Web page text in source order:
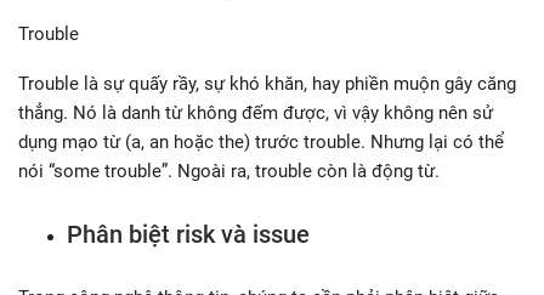
Trouble
Trouble là sự quấy rầy, sự khó khăn, hay phiền muộn gây căng
thẳng. Nó là danh từ không đếm được, vì vậy không nên sử
dụng mạo từ (a, an hoặc the) trước trouble. Nhưng lại có thể
nói “some trouble”. Ngoài ra, trouble còn là động từ.
Phân biệt risk và issue